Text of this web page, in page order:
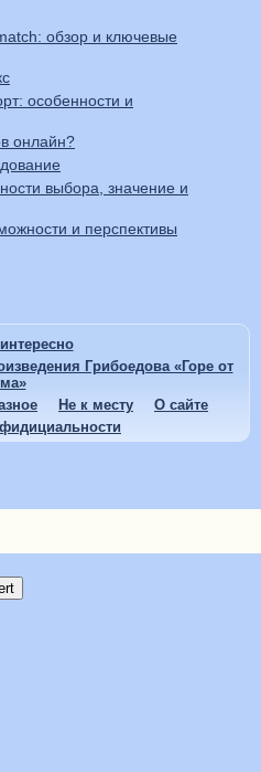
обзор и ключевые
особенности и
онлайн?
выбора, значение и
и перспективы
Грибоедова «Горе от
Не к месту
О сайте